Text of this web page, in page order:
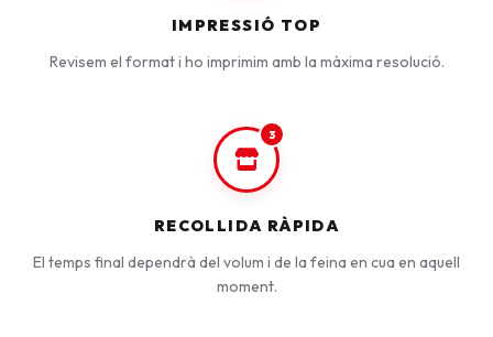
IMPRESSIÓ TOP
Revisem el format i ho imprimim amb la màxima resolució.
3
RECOLLIDA RÀPIDA
El temps final dependrà del volum i de la feina en cua en aquell
moment.